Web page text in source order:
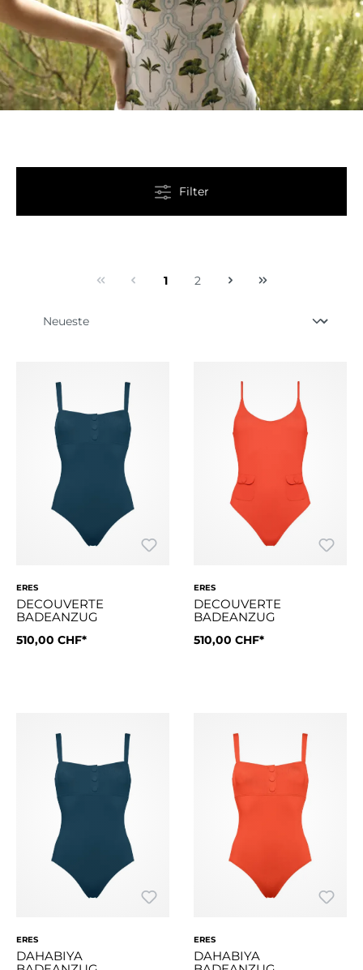
Filter
1 2
ERES
DECOUVERTE
BADEANZUG
Dieser Badeanzug besticht durch seinen sportlichen Look,
510,00 CHF*
ERES
DECOUVERTE
BADEANZUG
Dieser Badeanzug besticht
510,00 CHF*
ERES
DAHABIYA
ERES
DAHABIYA